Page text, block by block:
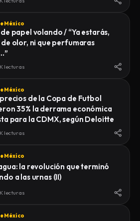
México
papel volando / “Ya estarás,
olor, ni que perfumaras
lecturas
México
de la Copa de Futbol
35% la derrama económica
para la CDMX, según Deloitte
lecturas
México
la revolución que terminó
a las urnas (II)
lecturas
México